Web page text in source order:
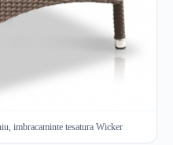
imbracaminte tesatura Wicker